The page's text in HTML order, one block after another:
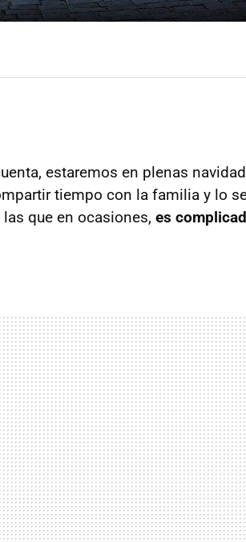
estaremos en plenas
tiempo con la familia y lo
que en ocasiones, es